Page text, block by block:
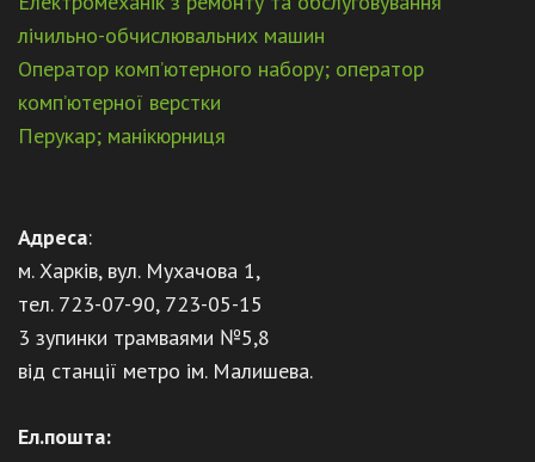
лічильно-обчислювальних машин
Оператор комп’ютерного набору; оператор
комп’ютерної верстки
Перукар; манікюрниця
Адреса:
м. Харків, вул. Мухачова 1,
тел. 723-07-90, 723-05-15
3 зупинки трамваями №5,8
від станції метро ім. Малишева.
Ел.пошта: